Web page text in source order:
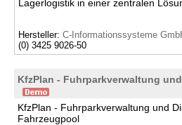
Lagerlogistik in einer zentralen
Hersteller: C-Informationssysteme
(0) 3425 9026-50
KfzPlan - Fuhrparkverwaltung
KfzPlan - Fuhrparkverwaltung und
Fahrzeugpool